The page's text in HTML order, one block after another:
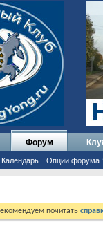
Форум
Календарь Опции форума
почитать